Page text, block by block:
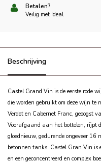
Betalen?
Veilig met Ideal
Beschrijving
Castel Grand Vin is de eerste rode
die worden gebruikt om deze wijn
Verdot en Cabernet Franc, geoogst
Voorafgaand aan het bottelen, rijpt
gloednieuw, gedurende ongeveer 16
betonnen tanks. Castel Gran Vin is
en een geconcentreerd en complex